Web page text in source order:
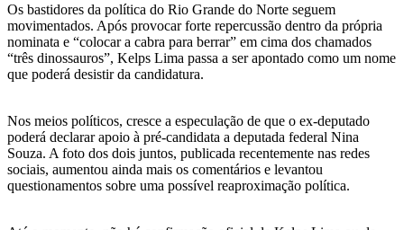
Os bastidores da política do Rio Grande do Norte seguem
movimentados. Após provocar forte repercussão dentro da própria
nominata e “colocar a cabra para berrar” em cima dos chamados
“três dinossauros”, Kelps Lima passa a ser apontado como um nome
que poderá desistir da candidatura.
Nos meios políticos, cresce a especulação de que o ex-deputado
poderá declarar apoio à pré-candidata a deputada federal Nina
Souza. A foto dos dois juntos, publicada recentemente nas redes
sociais, aumentou ainda mais os comentários e levantou
questionamentos sobre uma possível reaproximação política.